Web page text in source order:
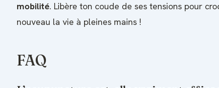
mobilité. Libère ton coude de ses tensions pour
nouveau la vie à pleines mains !
FAQ